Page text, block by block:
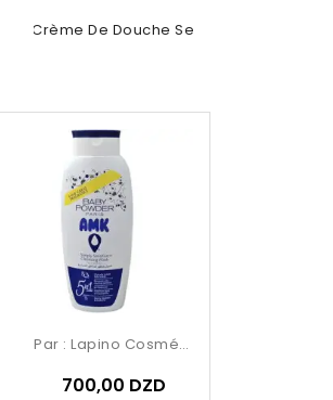
Crème De Douche Sensitive
Par : Lapino Cosmétique
700,00 DZD